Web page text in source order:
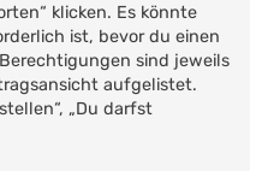
klicken. Es könnte
ist, bevor du einen
sind jeweils
aufgelistet.
„Du darfst